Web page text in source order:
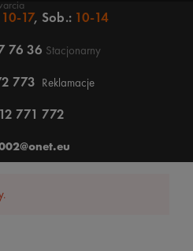
10-17, Sob.: 10-14
76 36 Stacjonarny
773 Reklamacje
771 772